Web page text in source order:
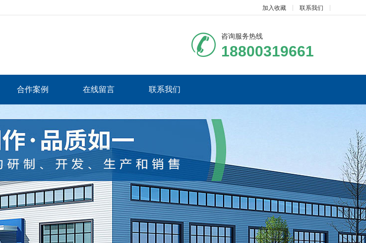
加入收藏 联系我们
咨询服务热线
18800319661
合作案例 在线留言 联系我们